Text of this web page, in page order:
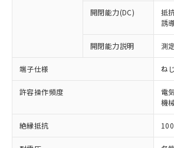
開閉能力(DC)
抵
誘
開閉能力説明 測
端子仕様 ね
許容操作頻度
電
機
絶縁抵抗
本サービスは、当社制御
商品の当社在庫状況およ
(税抜)を提供させていただ
本サービスの対象外とな
ことをご了承ください。
在庫状況および標準価格
記載している更新日時点
タに基づき作成されるも
覧された時点での実際の
調査・確認中：EU RoHS指令
非含有の対応状況を調査中また
非該当品：ライセンス料など無
害物質有無と関係のない商品で
仕入先様の事情により、非含有
いたものが、含有品と判明した
むを得ず変更することがありま
鉛(Pb) 1000ppm以下、 水銀(Hg)
六価クロム(Cr(Ⅵ)) 1000ppm以下、ポリ
※1 中国RoHS○×表
「○」：最大均質材料含有率が
基準値以下であることを示しま
「×」：最大均質材料含有率が
基準値を超えていることを示し
「－」：未確認です。当社販売
*中国RoHS10物質の基準値 (GB/T26572)
Pb(鉛) :1000ppm、 Hg(水銀) : 1000ppm
当社は、これら貴社製品
為替および外国貿易法に
（以下｢規制貨物等」とい
または国外への提供する
国政府の輸出許可(または
可)を取得するなどの必要